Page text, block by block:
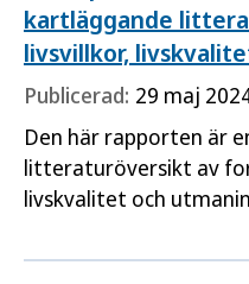
kartläggande
livsvillkor,
Publicerad: 29 maj
Den här rapporten är
litteraturöversikt av
livskvalitet och